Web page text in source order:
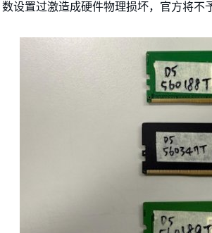
数设置过激造成硬件物理损坏，官方将不